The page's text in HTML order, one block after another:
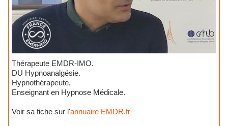
Thérapeute EMDR-IMO.
DU Hypnoanalgésie.
Hypnothérapeute,
Enseignant en Hypnose Médicale.
Voir sa fiche sur l'annuaire EMDR.fr